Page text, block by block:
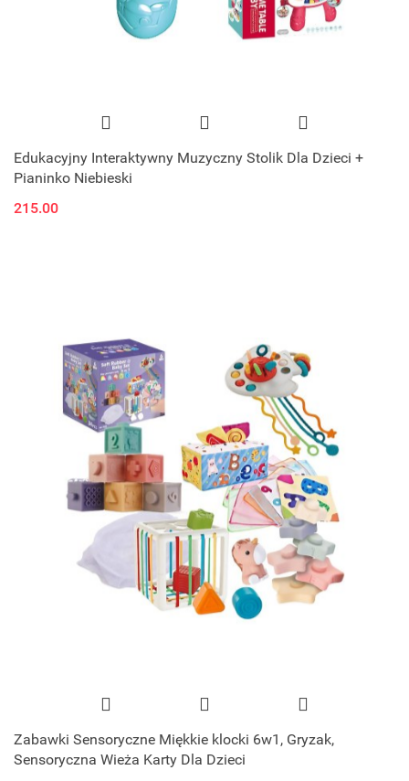
Edukacyjny Interaktywny Muzyczny Stolik Dla Dzieci +
Pianinko Niebieski
215.00
Zabawki Sensoryczne Miękkie klocki 6w1, Gryzak,
Sensoryczna Wieża Karty Dla Dzieci